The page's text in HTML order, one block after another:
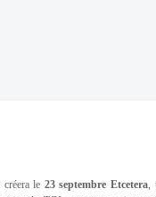
créera le 23 septembre Etcetera,